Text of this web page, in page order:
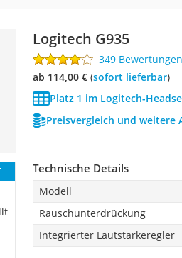
Logitech G935
349 Bewertungen
ab 114,00 €( Sofort lieferbar)
Platz 1 im Logitech-
Preisvergleich und weitere
Technische Details
Modell
Rauschunterdrückung
Integrierter Lautstärkeregler